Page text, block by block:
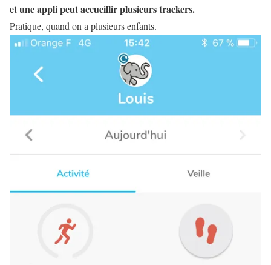
et une appli peut accueillir plusieurs trackers.
Pratique, quand on a plusieurs enfants.